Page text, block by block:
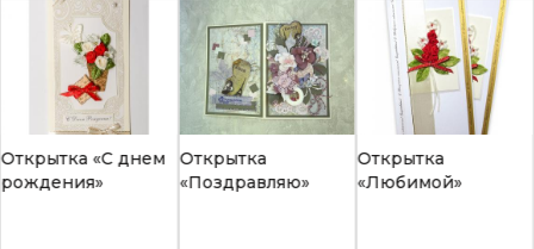
Открытка «С днем
рождения»
Открытка
«Поздравляю»
Открытка
«Любимой»